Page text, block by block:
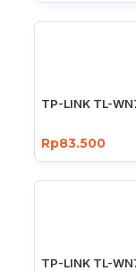
TP-LINK TL-
Rp83.500
TP-LINK TL-